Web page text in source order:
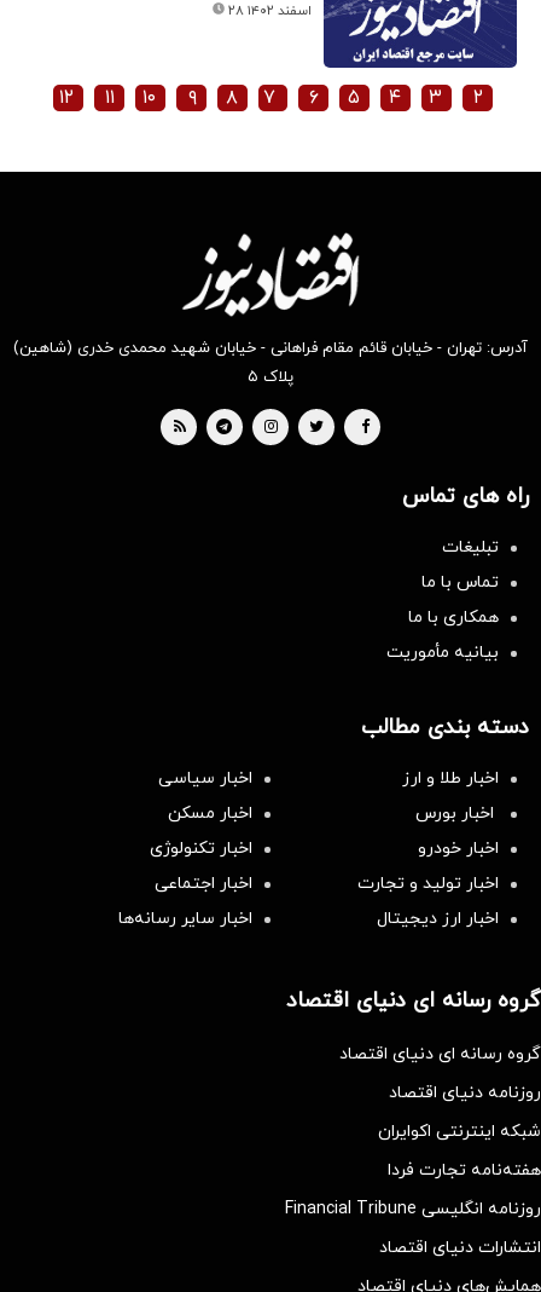
۲۸ اسفند ۱۴۰۲
۲ ۳ ۴ ۵ ۶ ۷ ۸ ۹ ۱۰ ۱۱ ۱۲
آدرس: تهران - خیابان قائم مقام فراهانی - خیابان شهید محمدی خدری (شاهین)
پلاک ۵
راه های تماس
تبلیغات
تماس با ما
همکاری با ما
بیانیه مأموریت
دسته بندی مطالب
اخبار طلا و ارز
اخبار سیاسی
اخبار بورس
اخبار مسکن
اخبار خودرو
اخبار تکنولوژی
اخبار تولید و تجارت
اخبار اجتماعی
اخبار ارز دیجیتال
اخبار سایر رسانه‌‌ها
گروه رسانه ای دنیای اقتصاد
گروه رسانه ای دنیای اقتصاد
روزنامه دنیای اقتصاد
شبکه اینترنتی اکوایران
هفته‌نامه تجارت فردا
روزنامه انگلیسی Financial Tribune
انتشارات دنیای اقتصاد
همایش‌های دنیای اقتصاد